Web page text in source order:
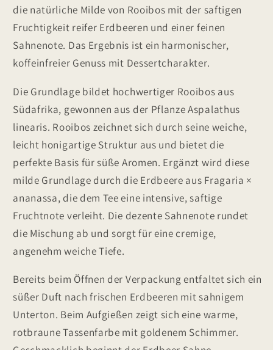
die natürliche Milde von Rooibos mit der saftigen
Fruchtigkeit reifer Erdbeeren und einer feinen
Sahnenote. Das Ergebnis ist ein harmonischer,
koffeinfreier Genuss mit Dessertcharakter.
Die Grundlage bildet hochwertiger Rooibos aus
Südafrika, gewonnen aus der Pflanze Aspalathus
linearis. Rooibos zeichnet sich durch seine weiche,
leicht honigartige Struktur aus und bietet die
perfekte Basis für süße Aromen. Ergänzt wird diese
milde Grundlage durch die Erdbeere aus Fragaria ×
ananassa, die dem Tee eine intensive, saftige
Fruchtnote verleiht. Die dezente Sahnenote rundet
die Mischung ab und sorgt für eine cremige,
angenehm weiche Tiefe.
Bereits beim Öffnen der Verpackung entfaltet sich ein
süßer Duft nach frischen Erdbeeren mit sahnigem
Unterton. Beim Aufgießen zeigt sich eine warme,
rotbraune Tassenfarbe mit goldenem Schimmer.